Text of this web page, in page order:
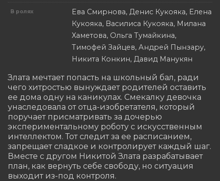
В ролях
Ева Смирнова, Денис Кукояка, Елена
Кукояка, Василиса Кукояка, Милана
Хаметова, Ольга Тумайкина,
Тимофей Зайцев, Андрей Пынзару,
Никита Конкин, Давид Манукян
Злата мечтает попасть на школьный бал, ради
чего хитростью вынуждает родителей оставить
ее дома одну на каникулах. Смекалку девочка
унаследовала от отца-изобретателя, который
поручает присматривать за дочерью
экспериментальному роботу с искусственным
интеллектом. Тот следит за ее расписанием,
запрещает сладкое и контролирует каждый шаг.
Вместе с другом Никитой Злата разрабатывает
план, как вернуть себе свободу, но ситуация
выходит из-под контроля.